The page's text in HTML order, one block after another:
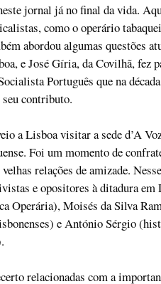
jornal já no final da vida.
como o operário
abordou algumas questões
e José Gíria, da Covilhã, fez
Português que na
seu contributo.
a Lisboa visitar a sede d’A
Foi um momento de
relações de amizade.
e opositores à ditadura
Operária), Moisés da Silva
e António Sérgio
relacionadas com a